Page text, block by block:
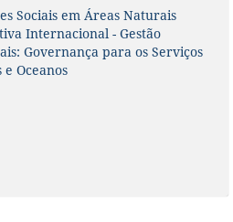
Sociais em Áreas Naturais
Internacional - Gestão
Governança para os Serviços
e Oceanos